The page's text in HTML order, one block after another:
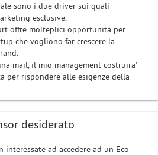
sono i due driver sui quali
esclusive.
offre molteplici opportunità per
che vogliono far crescere la
mail, il mio management costruira'
per rispondere alle esigenze della
desiderato
interessate ad accedere ad un Eco-